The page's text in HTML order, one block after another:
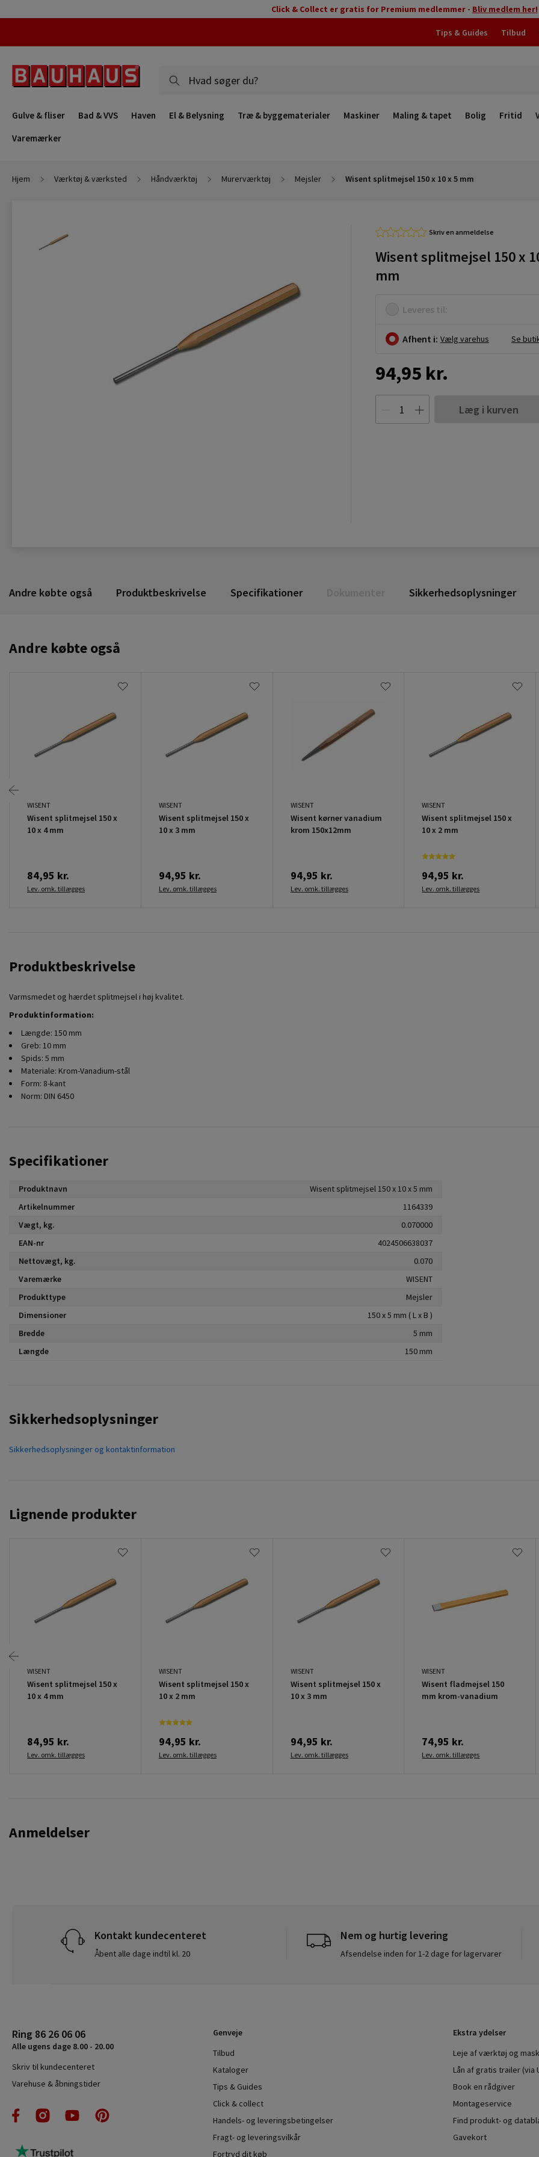
Click & Collect er gratis for Premium medlemmer - Bliv medlem her!
Tips & Guides Tilbud
Gulve & fliser Bad & VVS Haven El & Belysning Træ & byggematerialer Maskiner Maling & tapet Bolig Fritid
Varemærker
Hjem Værktøj & værksted Håndværktøj Murerværktøj Mejsler Wisent splitmejsel 150 x 10 x 5 mm
Skriv en anmeldelse
Wisent splitmejsel 150 x
mm
Leveres til:
Afhent i: Vælg varehus Se
94,95 kr.
Læg i kurven
Andre købte også Produktbeskrivelse Specifikationer Sikkerhedsoplysninger
Andre købte også
WISENT
Wisent splitmejsel 150 x
10 x 4 mm
84,95 kr.
Lev. omk. tillægges
WISENT
Wisent splitmejsel 150 x
10 x 3 mm
94,95 kr.
Lev. omk. tillægges
WISENT
Wisent kørner vanadium
krom 150x12mm
94,95 kr.
Lev. omk. tillægges
WISENT
Wisent splitmejsel 150 x
10 x 2 mm
94,95 kr.
Lev. omk. tillægges
Produktbeskrivelse
Varmsmedet og hærdet splitmejsel i høj kvalitet.
Produktinformation:
Længde: 150 mm
Greb: 10 mm
Spids: 5 mm
Materiale: Krom-Vanadium-stål
Form: 8-kant
Norm: DIN 6450
Specifikationer
Produktnavn
Wisent splitmejsel 150 x 10 x 5 mm
Artikelnummer
1164339
Vægt, kg.
0.070000
EAN-nr
4024506638037
Nettovægt, kg.
0.070
Varemærke
WISENT
Produkttype
Mejsler
Dimensioner
150 x 5 mm ( L x B )
Bredde
5 mm
Længde
150 mm
Sikkerhedsoplysninger
Sikkerhedsoplysninger og kontaktinformation
Lignende produkter
WISENT
Wisent splitmejsel 150 x
10 x 4 mm
84,95 kr.
Lev. omk. tillægges
WISENT
Wisent splitmejsel 150 x
10 x 2 mm
94,95 kr.
Lev. omk. tillægges
WISENT
Wisent splitmejsel 150 x
10 x 3 mm
94,95 kr.
Lev. omk. tillægges
WISENT
Wisent fladmejsel 150
mm krom-vanadium
74,95 kr.
Lev. omk. tillægges
Anmeldelser
Kontakt kundecenteret
Åbent alle dage indtil kl. 20
Nem og hurtig levering
Afsendelse inden for 1-2 dage for lagervarer
Ring 86 26 06 06
Alle ugens dage 8.00 - 20.00
Skriv til kundecenteret
Varehuse & åbningstider
Genveje
Tilbud
Kataloger
Tips & Guides
Click & collect
Handels- og leveringsbetingelser
Fragt- og leveringsvilkår
Fortryd dit køb
Ekstra ydelser
Leje af værktøj og
Lån af gratis trailer (via
Book en rådgiver
Montageservice
Find produkt- og
Gavekort